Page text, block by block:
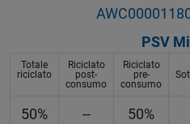
PSV
Totale
riciclato
Riciclato
post-
consumo
Riciclato
pre-
consumo
50% -- 50%